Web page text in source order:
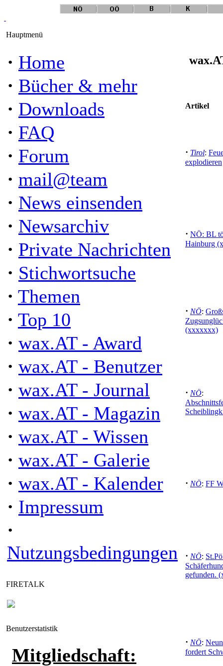
Hauptmenü
· Home
· Bücher & mehr
· Downloads
· FAQ
· Forum
· mail@team
· News einsenden
· Newsarchiv
· Private Nachrichten
· Stichwortsuche
· Themen
· Top 10
· wax.AT - Award
· wax.AT - Benutzer
· wax.AT - Journal
· wax.AT - Magazin
· wax.AT - Wissen
· wax.AT - Galerie
· wax.AT - Kalender
· Impressum
·
Nutzungsbedingungen
FIRETALK
Benutzerstatistik
Mitgliedschaft:
Artikel
· Tirol:
explodieren
· NÖ: BL
Hainburg
· NÖ:
(xxxxxxx)
· NÖ:
· NÖ: FF
· NÖ:
gefunden.
· NÖ:
fordert